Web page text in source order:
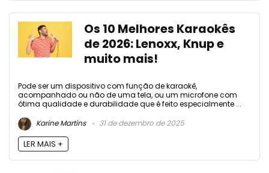
Os 10 Melhores Karaokês
de 2026: Lenoxx, Knup e
muito mais!
Pode ser um dispositivo com função de karaokê,
acompanhado ou não de uma tela, ou um microfone com
ótima qualidade e durabilidade que é feito especialmente ...
Karine Martins
31 de dezembro de 2025
LER MAIS +